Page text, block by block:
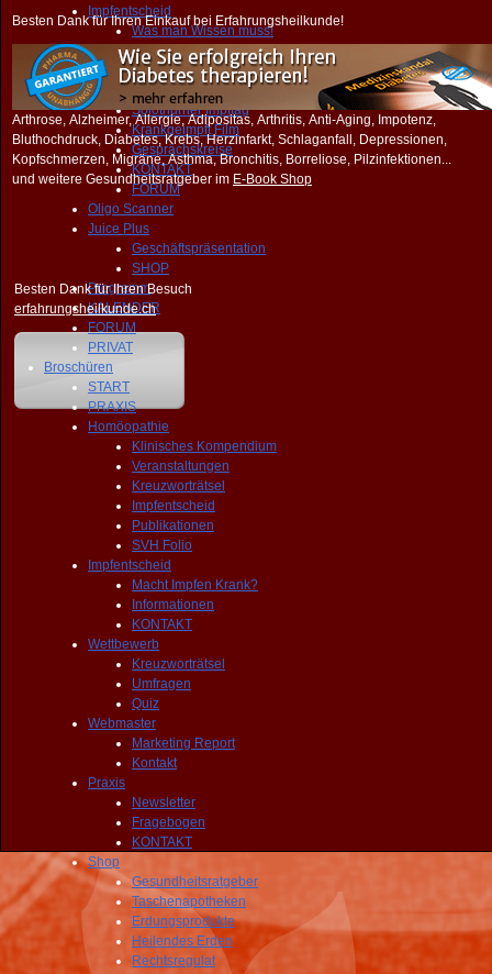
Impfentscheid
Was man Wissen muss!
Impfen Nebenwirkungen
Kongresse Symposien
Macht impfen krank?
Solothurner Impftag
Krankgeimpft Film
Gesprächskreise
KONTAKT
FORUM
Oligo Scanner
Juice Plus
Geschäftspräsentation
SHOP
Programm
KALENDER
FORUM
PRIVAT
Broschüren
START
PRAXIS
Homöopathie
Klinisches Kompendium
Veranstaltungen
Kreuzworträtsel
Impfentscheid
Publikationen
SVH Folio
Impfentscheid
Macht Impfen Krank?
Informationen
KONTAKT
Wettbewerb
Kreuzworträtsel
Umfragen
Quiz
Webmaster
Marketing Report
Kontakt
Praxis
Newsletter
Fragebogen
KONTAKT
Shop
Gesundheitsratgeber
Taschenapotheken
Erdungsprodukte
Heilendes Erden
Rechtsregulat
Besten Dank für Ihren Einkauf bei Erfahrungsheilkunde!
Arthrose, Alzheimer, Allergie, Adipositas, Arthritis, Anti-Aging, Impotenz,
Bluthochdruck, Diabetes, Krebs, Herzinfarkt, Schlaganfall, Depressionen,
Kopfschmerzen, Migräne, Asthma, Bronchitis, Borreliose, Pilzinfektionen...
und weitere Gesundheitsratgeber im E-Book Shop
Besten Dank für Ihren Besuch
erfahrungsheilkunde.ch